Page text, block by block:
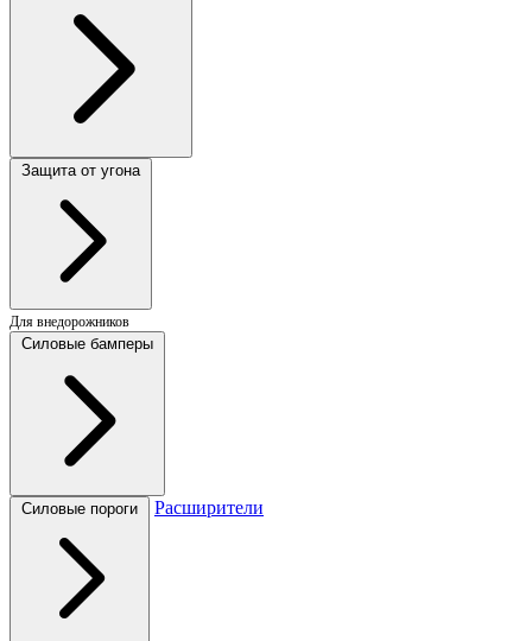
Защита от угона
Для внедорожников
Силовые бамперы
Силовые пороги Расширители